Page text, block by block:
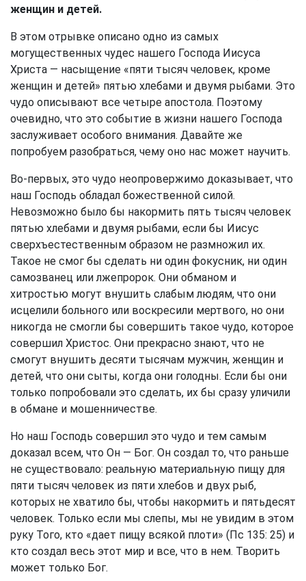
женщин и детей.
В этом отрывке описано одно из самых
могущественных чудес нашего Господа Иисуса
Христа — насыщение «пяти тысяч человек, кроме
женщин и детей» пятью хлебами и двумя рыбами. Это
чудо описывают все четыре апостола. Поэтому
очевидно, что это событие в жизни нашего Господа
заслуживает особого внимания. Давайте же
попробуем разобраться, чему оно нас может научить.
Во-первых, это чудо неопровержимо доказывает, что
наш Господь обладал божественной силой.
Невозможно было бы накормить пять тысяч человек
пятью хлебами и двумя рыбами, если бы Иисус
сверхъестественным образом не размножил их.
Такое не смог бы сделать ни один фокусник, ни один
самозванец или лжепророк. Они обманом и
хитростью могут внушить слабым людям, что они
исцелили больного или воскресили мертвого, но они
никогда не смогли бы совершить такое чудо, которое
совершил Христос. Они прекрасно знают, что не
смогут внушить десяти тысячам мужчин, женщин и
детей, что они сыты, когда они голодны. Если бы они
только попробовали это сделать, их бы сразу уличили
в обмане и мошенничестве.
Но наш Господь совершил это чудо и тем самым
доказал всем, что Он — Бог. Он создал то, что раньше
не существовало: реальную материальную пищу для
пяти тысяч человек из пяти хлебов и двух рыб,
которых не хватило бы, чтобы накормить и пятьдесят
человек. Только если мы слепы, мы не увидим в этом
руку Того, кто «дает пищу всякой плоти» (Пс 135: 25) и
кто создал весь этот мир и все, что в нем. Творить
может только Бог.